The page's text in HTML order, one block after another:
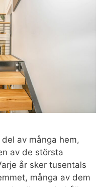
av många hem,
av de största
år sker tusentals
många av dem